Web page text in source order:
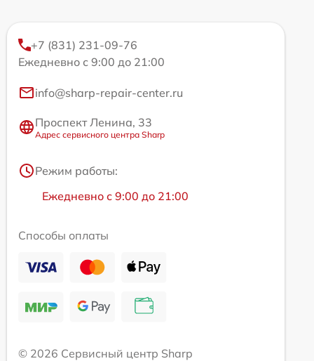
+7 (831) 231-09-76
Ежедневно с 9:00 до 21:00
info@sharp-repair-center.ru
Проспект Ленина, 33
Адрес сервисного центра Sharp
Режим работы:
Ежедневно с 9:00 до 21:00
Способы оплаты
© 2026 Сервисный центр Sharp